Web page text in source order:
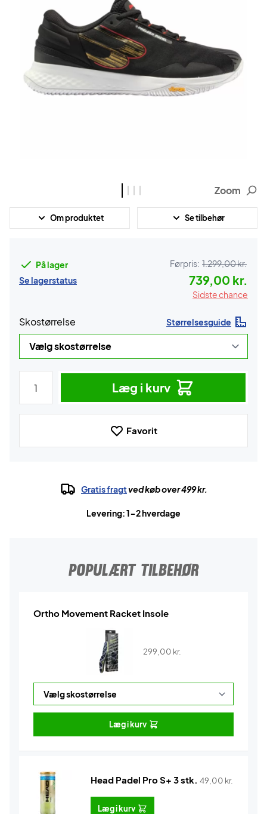
Zoom
Om produktet Se tilbehør
På lager
Se lagerstatus
Førpris: 1.299,00 kr.
739,00 kr.
Sidste chance
Skostørrelse Størrelsesguide
Læg i kurv
Favorit
Gratis fragtved køb over 499 kr.
Levering: 1-2 hverdage
POPULÆRT TILBEHØR
Ortho Movement Racket Insole
299,00 kr.
Læg i kurv
Head Padel Pro S+ 3 stk. 49,00 kr.
Læg i kurv